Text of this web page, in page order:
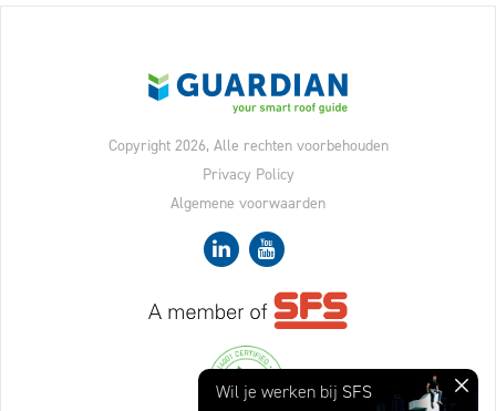
Copyright 2026, Alle rechten voorbehouden
Privacy Policy
Algemene voorwaarden
Wil je werken bij SFS